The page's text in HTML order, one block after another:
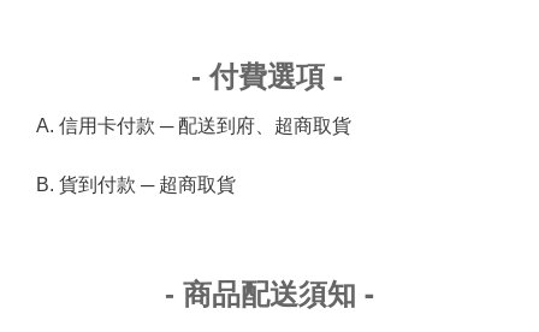
-付費選項 -
A. 信用卡付款 ─ 配送到府、超商取貨
B. 貨到付款 ─ 超商取貨
- 商品配送須知 -